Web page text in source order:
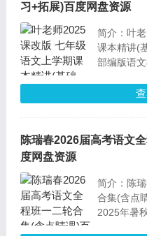
习+拓展)百度网盘资源
简介：叶
课本精讲(
部编版语
讲（人教
期中期末
陈瑞春2026届高考语文
度网盘资源
简介：陈
合集(含点
2025年暑